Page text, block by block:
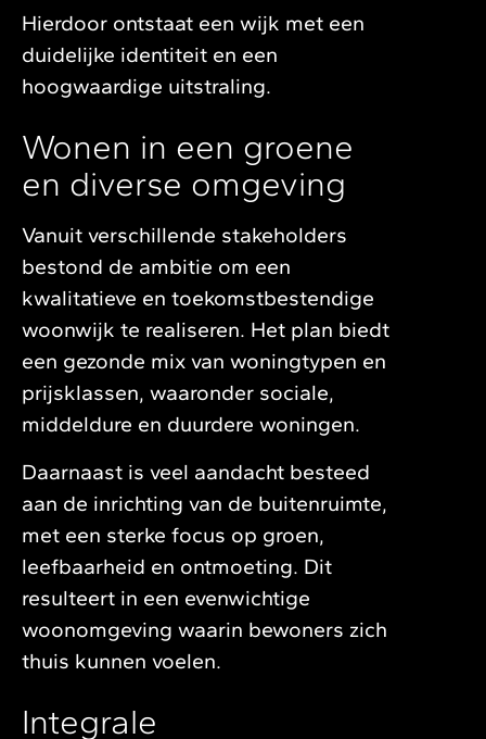
Hierdoor ontstaat een wijk met een
duidelijke identiteit en een
hoogwaardige uitstraling.
Wonen in een groene
en diverse omgeving
Vanuit verschillende stakeholders
bestond de ambitie om een
kwalitatieve en toekomstbestendige
woonwijk te realiseren. Het plan biedt
een gezonde mix van woningtypen en
prijsklassen, waaronder sociale,
middeldure en duurdere woningen.
Daarnaast is veel aandacht besteed
aan de inrichting van de buitenruimte,
met een sterke focus op groen,
leefbaarheid en ontmoeting. Dit
resulteert in een evenwichtige
woonomgeving waarin bewoners zich
thuis kunnen voelen.
Integrale